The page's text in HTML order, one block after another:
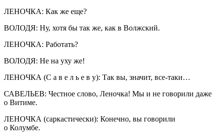
ЛЕНОЧКА: Как же еще?
ВОЛОДЯ: Ну, хотя бы так же, как в Волжский.
ЛЕНОЧКА: Работать?
ВОЛОДЯ: Не на уху же!
ЛЕНОЧКА (С а в е л ь е в у): Так вы, значит, все-таки…
САВЕЛЬЕВ: Честное слово, Леночка! Мы и не говорили даже
о Витиме.
ЛЕНОЧКА (саркастически): Конечно, вы говорили
о Колумбе.